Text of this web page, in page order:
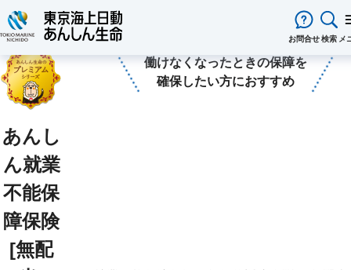
お問合せ検索 メ
保険をお考えのお客様
保険をお考えのお客様TOPへ
保険商品から選ぶ
心配ごとから選ぶ
インターネットでご加入いただける
保険商品
ご相談・ご契約の流れ
医療保険
メディカルＫｉｔ ＮＥＯ
あんしん治療サポート保険
メディカルＫｉｔエール
がん保険
あんしんがん治療保険
長生き支援終身
ご契約者様TOPへ
東京海上日動マイページのご案内
重要なお知らせ
各種お手続き
保険金・給付金・満期金・年金等の
請求
契約者貸付の利用・返済
法人のお客様TOPへ
企業のライフステージごとに必要な
準備とは？
従業員の皆様向け商品
あんしん生命についてTOPへ
東京海上グループについて
お客様本位の業務運営方針
お客様をがんからお守りする運動
採用情報
あんしん就業不能保障保険
働けなくなったときの保障を
確保したい方におすすめ
あんし
ん就業
不能保
障保険
[無配